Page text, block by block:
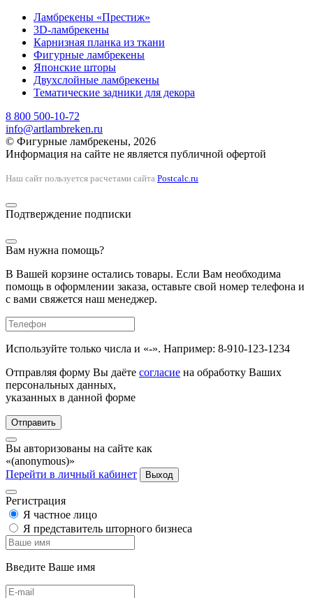
Ламбрекены «Престиж»
3D-ламбрекены
Карнизная планка из ткани
Фигурные ламбрекены
Японские шторы
Двухслойные ламбрекены
Тематические задники для декора
8 800 500-10-72
info@artlambreken.ru
© Фигурные ламбрекены, 2026
Информация на сайте не является публичной офертой
Наш сайт пользуется расчетами сайта Postcalc.ru
Подтверждение подписки
Вам нужна помощь?
В Вашей корзине остались товары. Если Вам необходима
помощь в оформлении заказа, оставьте свой номер телефона и
с вами свяжется наш менеджер.
Используйте только числа и «-». Например: 8-910-123-1234
Отправляя форму Вы даёте согласие на обработку Ваших
персональных данных,
указанных в данной форме
Отправить
Вы авторизованы на сайте как
«(anonymous)»
Перейти в личный кабинет
Выход
Регистрация
Я частное лицо
Я представитель шторного бизнеса
Введите Ваше имя